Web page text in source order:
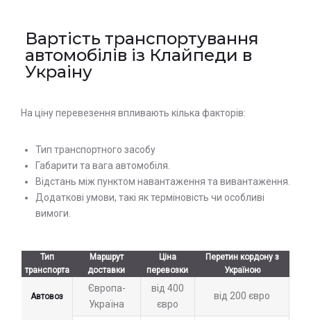
Вартість транспортування
автомобілів із Клайпеди в
Украіну
На ціну перевезення впливають кілька факторів:
Тип транспортного засобу
Габарити та вага автомобіля.
Відстань між пунктом навантаження та вивантаження.
Додаткові умови, такі як терміновість чи особливі
вимоги.
Тип
транспорта
Маршрут
доставки
Ціна
перевозки
Перетин кордону з
Україною
Автовоз
Європа-
Україна
від 400
євро
від 200 євро
Оставьте заявку на просчет
стоимости услуг с нашим
Залиште заявку на прорахунок
вартості послуг з нашим